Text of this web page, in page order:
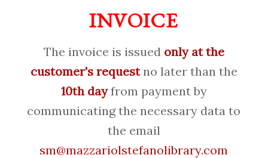
INVOICE
The invoice is issued only at the
customer's requestno later than the
10th dayfrom payment by
communicating the necessary data to
the email
sm@mazzariolstefanolibrary.com